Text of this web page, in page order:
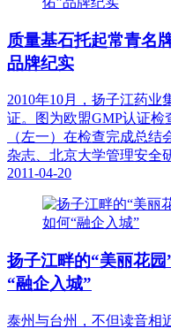
质量基石托起常青
品牌纪实
2010年10月，扬子江药业
证。图为欧盟GMP认证检
（左一）在检查完成总结
杂志、北京大学管理安全
2011-04-20
扬子江畔的“美丽花
“融企入城”
泰州与台州，不但读音相